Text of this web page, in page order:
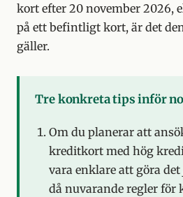
kort efter 20 november 2026,
på ett befintligt kort, är det
gäller.
Tre konkreta tips inför
Om du planerar att
kreditkort med hög
vara enklare att göra det
då nuvarande regler